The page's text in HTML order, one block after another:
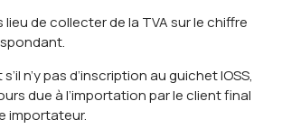
lieu de collecter de la TVA sur le chiffre
n’y pas d’inscription au guichet IOSS,
due à l’importation par le client final
importateur.